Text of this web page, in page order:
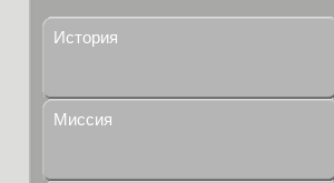
История
Миссия